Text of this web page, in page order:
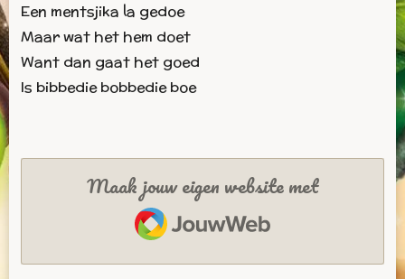
Een mentsjika la gedoe
Maar wat het hem doet
Want dan gaat het goed
Is bibbedie bobbedie boe
Maak jouw eigen website met
JouwWeb